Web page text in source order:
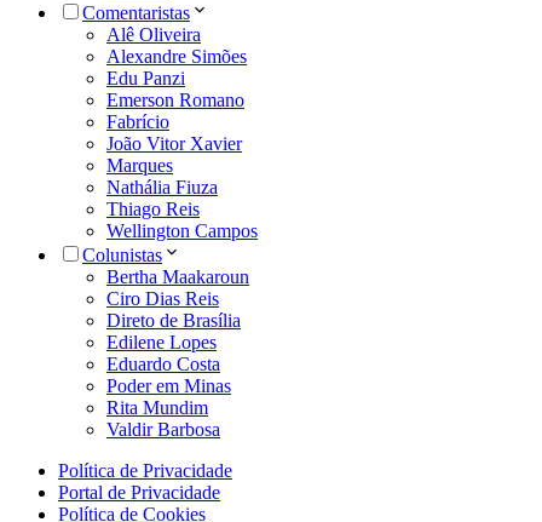
Comentaristas
Alê Oliveira
Alexandre Simões
Edu Panzi
Emerson Romano
Fabrício
João Vitor Xavier
Marques
Nathália Fiuza
Thiago Reis
Wellington Campos
Colunistas
Bertha Maakaroun
Ciro Dias Reis
Direto de Brasília
Edilene Lopes
Eduardo Costa
Poder em Minas
Rita Mundim
Valdir Barbosa
Política de Privacidade
Portal de Privacidade
Política de Cookies